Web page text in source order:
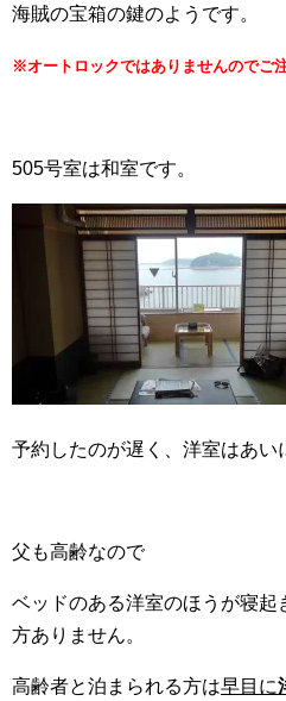
海賊の宝箱の鍵のようです。
※オートロックではありませんのでご
505号室は和室です。
予約したのが遅く、洋室はあい
父も高齢なので
ベッドのある洋室のほうが寝
方ありません。
高齢者と泊まられる方は早目に